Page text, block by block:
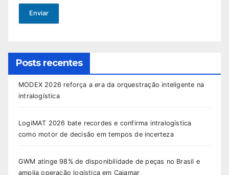
Enviar
Posts recentes
MODEX 2026 reforça a era da orquestração inteligente na
intralogística
LogiMAT 2026 bate recordes e confirma intralogística
como motor de decisão em tempos de incerteza
GWM atinge 98% de disponibilidade de peças no Brasil e
amplia operação logística em Cajamar